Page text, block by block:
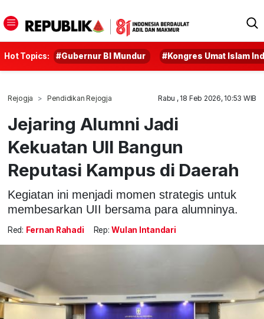
Hot Topics: #Gubernur BI Mundur #Kongres Umat Islam
Rejogja Pendidikan Rejogja Rabu , 18 Feb 2026, 10:53 WIB
Jejaring Alumni Jadi
Kekuatan UII Bangun
Reputasi Kampus di Daerah
Kegiatan ini menjadi momen strategis untuk
membesarkan UII bersama para alumninya.
Red: Fernan Rahadi Rep: Wulan Intandari